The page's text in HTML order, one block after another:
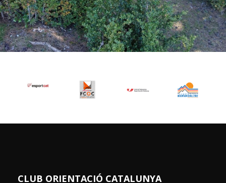
CLUB ORIENTACIÓ CATALUNYA